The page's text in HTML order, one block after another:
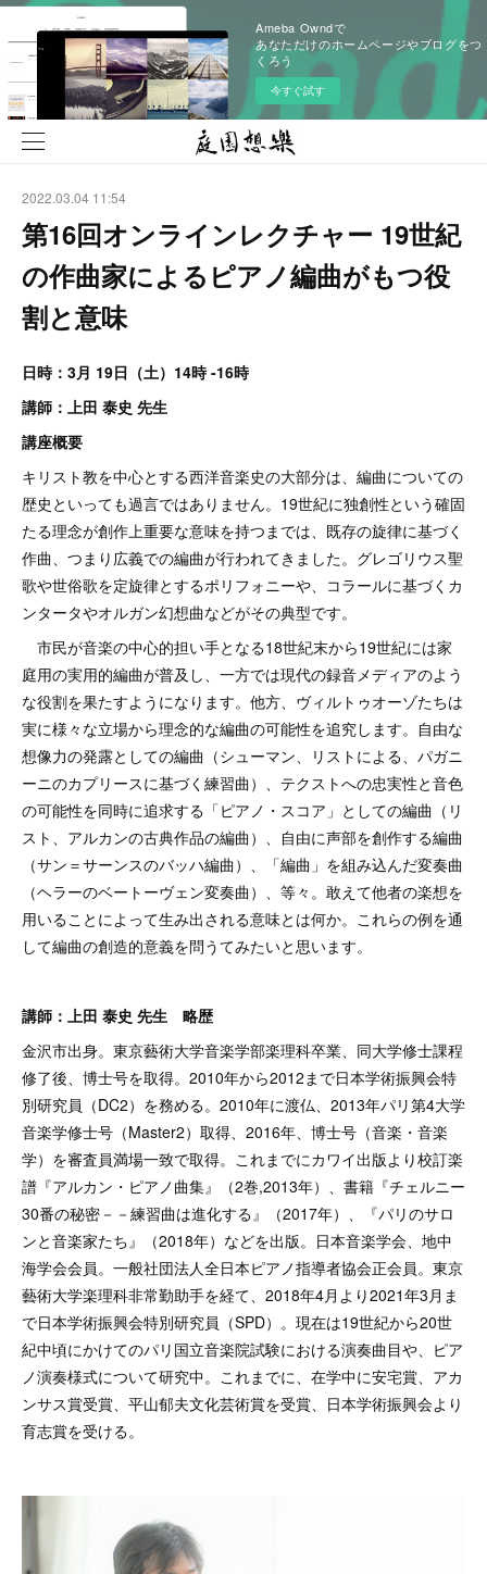
Ameba Owndで
あなただけのホームページやブログをつ
くろう
今すぐ試す
2022.03.04 11:54
第16回オンラインレクチャー 19世紀
の作曲家によるピアノ編曲がもつ役
割と意味
日時：3月 19日（土）14時 -16時
講師：上田 泰史 先生
講座概要
キリスト教を中心とする西洋音楽史の大部分は、編曲についての
歴史といっても過言ではありません。19世紀に独創性という確固
たる理念が創作上重要な意味を持つまでは、既存の旋律に基づく
作曲、つまり広義での編曲が行われてきました。グレゴリウス聖
歌や世俗歌を定旋律とするポリフォニーや、コラールに基づくカ
ンタータやオルガン幻想曲などがその典型です。
市民が音楽の中心的担い手となる18世紀末から19世紀には家
庭用の実用的編曲が普及し、一方では現代の録音メディアのよう
な役割を果たすようになります。他方、ヴィルトゥオーゾたちは
実に様々な立場から理念的な編曲の可能性を追究します。自由な
想像力の発露としての編曲（シューマン、リストによる、パガニ
ーニのカプリースに基づく練習曲）、テクストへの忠実性と音色
の可能性を同時に追求する「ピアノ・スコア」としての編曲（リ
スト、アルカンの古典作品の編曲）、自由に声部を創作する編曲
（サン＝サーンスのバッハ編曲）、「編曲」を組み込んだ変奏曲
（ヘラーのベートーヴェン変奏曲）、等々。敢えて他者の楽想を
用いることによって生み出される意味とは何か。これらの例を通
して編曲の創造的意義を問うてみたいと思います。
講師：上田 泰史 先生 略歴
金沢市出身。東京藝術大学音楽学部楽理科卒業、同大学修士課程
修了後、博士号を取得。2010年から2012まで日本学術振興会特
別研究員（DC2）を務める。2010年に渡仏、2013年パリ第4大学
音楽学修士号（Master2）取得、2016年、博士号（音楽・音楽
学）を審査員満場一致で取得。これまでにカワイ出版より校訂楽
譜『アルカン・ピアノ曲集』（2巻,2013年）、書籍『チェルニー
30番の秘密－－練習曲は進化する』（2017年）、『パリのサロ
ンと音楽家たち』（2018年）などを出版。日本音楽学会、地中
海学会会員。一般社団法人全日本ピアノ指導者協会正会員。東京
藝術大学楽理科非常勤助手を経て、2018年4月より2021年3月ま
で日本学術振興会特別研究員（SPD）。現在は19世紀から20世
紀中頃にかけてのパリ国立音楽院試験における演奏曲目や、ピア
ノ演奏様式について研究中。これまでに、在学中に安宅賞、アカ
ンサス賞受賞、平山郁夫文化芸術賞を受賞、日本学術振興会より
育志賞を受ける。